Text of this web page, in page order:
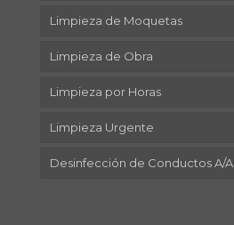
Limpieza de Moquetas
Limpieza de Obra
Limpieza por Horas
Limpieza Urgente
Desinfección de Conductos A/A